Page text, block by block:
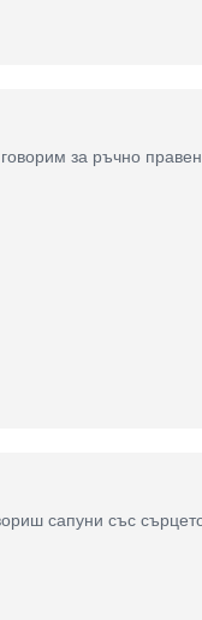
за ръчно
сапуни със